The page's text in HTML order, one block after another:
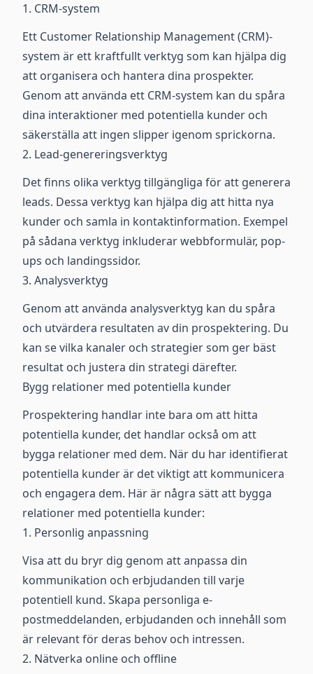
1. CRM-system
Ett Customer Relationship Management (CRM)-
system är ett kraftfullt verktyg som kan hjälpa dig
att organisera och hantera dina prospekter.
Genom att använda ett CRM-system kan du spåra
dina interaktioner med potentiella kunder och
säkerställa att ingen slipper igenom sprickorna.
2. Lead-genereringsverktyg
Det finns olika verktyg tillgängliga för att generera
leads. Dessa verktyg kan hjälpa dig att hitta nya
kunder och samla in kontaktinformation. Exempel
på sådana verktyg inkluderar webbformulär, pop-
ups och landingssidor.
3. Analysverktyg
Genom att använda analysverktyg kan du spåra
och utvärdera resultaten av din prospektering. Du
kan se vilka kanaler och strategier som ger bäst
resultat och justera din strategi därefter.
Bygg relationer med potentiella kunder
Prospektering handlar inte bara om att hitta
potentiella kunder, det handlar också om att
bygga relationer med dem. När du har identifierat
potentiella kunder är det viktigt att kommunicera
och engagera dem. Här är några sätt att bygga
relationer med potentiella kunder:
1. Personlig anpassning
Visa att du bryr dig genom att anpassa din
kommunikation och erbjudanden till varje
potentiell kund. Skapa personliga e-
postmeddelanden, erbjudanden och innehåll som
är relevant för deras behov och intressen.
2. Nätverka online och offline